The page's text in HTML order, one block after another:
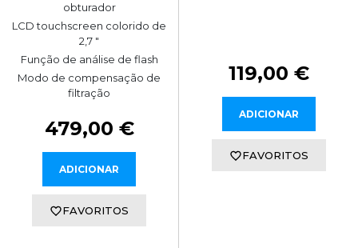
obturador
LCD touchscreen colorido de
2,7 "
Função de análise de flash
Modo de compensação de
filtração
479,00 €
ADICIONAR
FAVORITOS
119,00 €
ADICIONAR
FAVORITOS